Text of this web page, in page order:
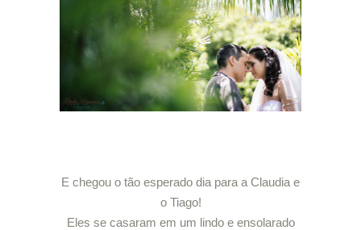
E chegou o tão esperado dia para a Claudia e
o Tiago!
Eles se casaram em um lindo e ensolarado